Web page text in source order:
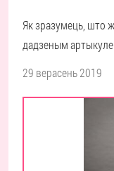
Як зразумець, што
дадзеным артыкуле.
29 верасень 2019